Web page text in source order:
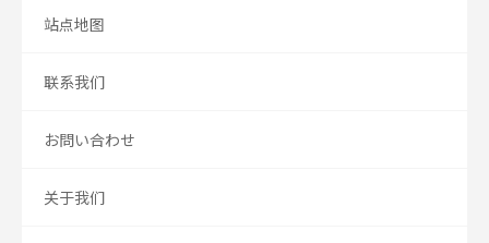
站点地图
联系我们
お問い合わせ
关于我们